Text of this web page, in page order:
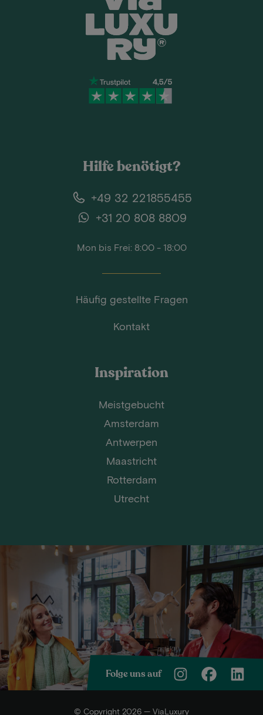
Hilfe benötigt?
+49 32 221855455
+31 20 808 8809
Mon bis Frei: 8:00 - 18:00
Häufig gestellte Fragen
Kontakt
Inspiration
Meistgebucht
Amsterdam
Antwerpen
Maastricht
Rotterdam
Utrecht
Folge uns auf
© Copyright 2026 — ViaLuxury